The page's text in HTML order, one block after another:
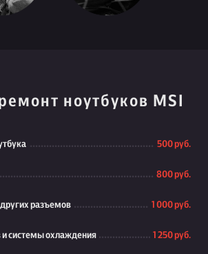
ноутбуков MSI
500 руб.
800 руб.
разъемов 1 000 руб.
и системы охлаждения 1 250 руб.